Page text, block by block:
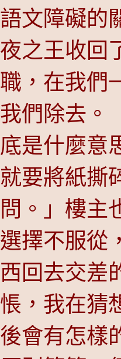
文障礙的
之王收回
，在我們
們除去。
是什麼意
要將紙撕
問。」樓
擇不服從
回去交差
，我在猜
會有怎樣